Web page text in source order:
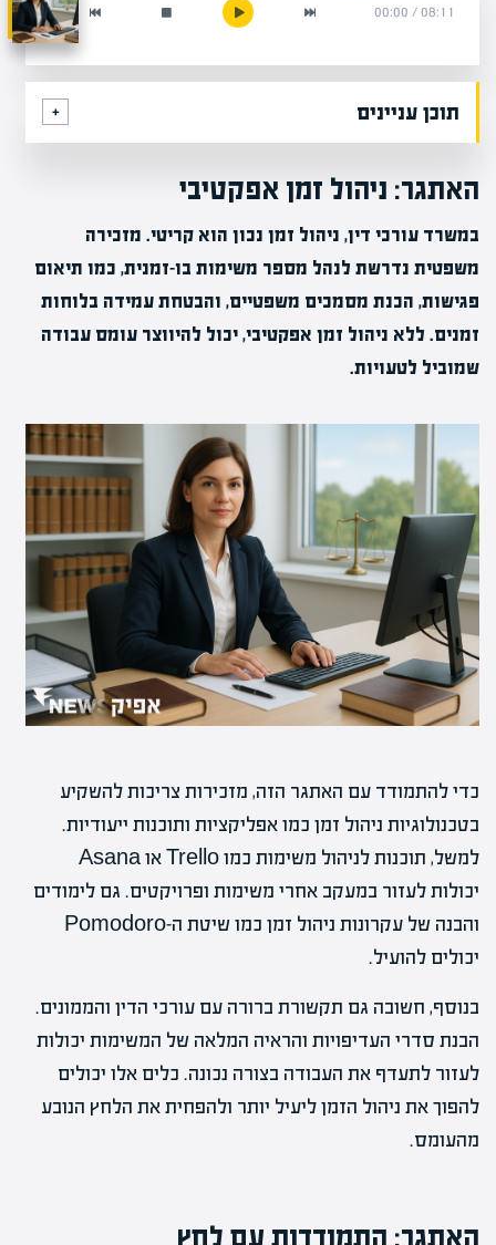
08:11
/
00:00
תוכן עניינים
האתגר: ניהול זמן אפקטיבי
במשרד עורכי דין, ניהול זמן נכון הוא קריטי. מזכירה
משפטית נדרשת לנהל מספר משימות בו-זמנית, כמו תיאום
פגישות, הכנת מסמכים משפטיים, והבטחת עמידה בלוחות
זמנים. ללא ניהול זמן אפקטיבי, יכול להיווצר עומס עבודה
שמוביל לטעויות.
כדי להתמודד עם האתגר הזה, מזכירות צריכות להשקיע
בטכנולוגיות ניהול זמן כמו אפליקציות ותוכנות ייעודיות.
למשל, תוכנות לניהול משימות כמו Trello או Asana
יכולות לעזור במעקב אחרי משימות ופרויקטים. גם לימודים
והבנה של עקרונות ניהול זמן כמו שיטת ה-Pomodoro
יכולים להועיל.
בנוסף, חשובה גם תקשורת ברורה עם עורכי הדין והממונים.
הבנת סדרי העדיפויות והראיה המלאה של המשימות יכולות
לעזור לתעדף את העבודה בצורה נכונה. כלים אלו יכולים
להפוך את ניהול הזמן ליעיל יותר ולהפחית את הלחץ הנובע
מהעומס.
האתגר: התמודדות עם לחץ